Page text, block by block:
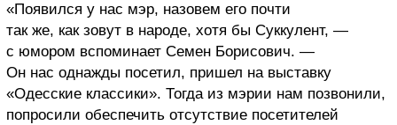
«Появился у нас мэр, назовем его почти
так же, как зовут в народе, хотя бы Суккулент, —
с юмором вспоминает Семен Борисович. —
Он нас однажды посетил, пришел на выставку
«Одесские классики». Тогда из мэрии нам позвонили,
попросили обеспечить отсутствие посетителей